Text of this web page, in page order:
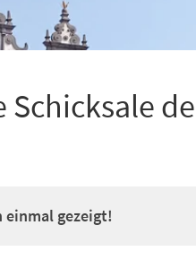
Schicksale
gezeigt!